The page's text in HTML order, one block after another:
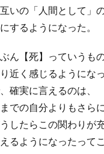
いの「人間として」
するようになった。
ん【死】っていうも
り近く感じるようにな
確実に言えるのは、
での自分よりもさら
したらこの関わりが
るようになったってこ